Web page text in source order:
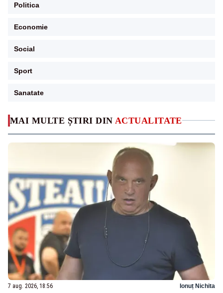
MAI MULTE ȘTIRI DIN ACTUALITATE
7 aug. 2026, 18:56 Ionuț Nichita
Politica
Economie
Social
Sport
Sanatate